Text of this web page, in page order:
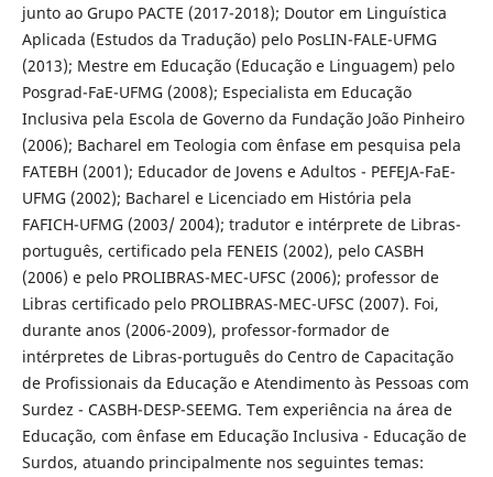
junto ao Grupo PACTE (2017-2018); Doutor em Linguística
Aplicada (Estudos da Tradução) pelo PosLIN-FALE-UFMG
(2013); Mestre em Educação (Educação e Linguagem) pelo
Posgrad-FaE-UFMG (2008); Especialista em Educação
Inclusiva pela Escola de Governo da Fundação João Pinheiro
(2006); Bacharel em Teologia com ênfase em pesquisa pela
FATEBH (2001); Educador de Jovens e Adultos - PEFEJA-FaE-
UFMG (2002); Bacharel e Licenciado em História pela
FAFICH-UFMG (2003/ 2004); tradutor e intérprete de Libras-
português, certificado pela FENEIS (2002), pelo CASBH
(2006) e pelo PROLIBRAS-MEC-UFSC (2006); professor de
Libras certificado pelo PROLIBRAS-MEC-UFSC (2007). Foi,
durante anos (2006-2009), professor-formador de
intérpretes de Libras-português do Centro de Capacitação
de Profissionais da Educação e Atendimento às Pessoas com
Surdez - CASBH-DESP-SEEMG. Tem experiência na área de
Educação, com ênfase em Educação Inclusiva - Educação de
Surdos, atuando principalmente nos seguintes temas: